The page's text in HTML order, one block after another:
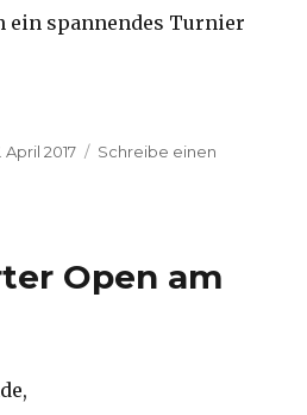
ein spannendes Turnier
April 2017
Schreibe einen
Open am